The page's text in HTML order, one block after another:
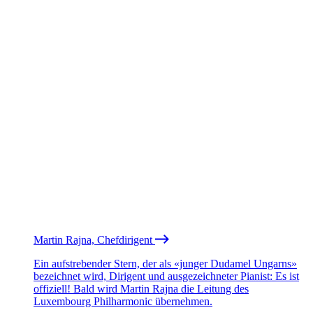
Martin Rajna, Chefdirigent
Ein aufstrebender Stern, der als «junger Dudamel Ungarns»
bezeichnet wird, Dirigent und ausgezeichneter Pianist: Es ist
offiziell! Bald wird Martin Rajna die Leitung des
Luxembourg Philharmonic übernehmen.